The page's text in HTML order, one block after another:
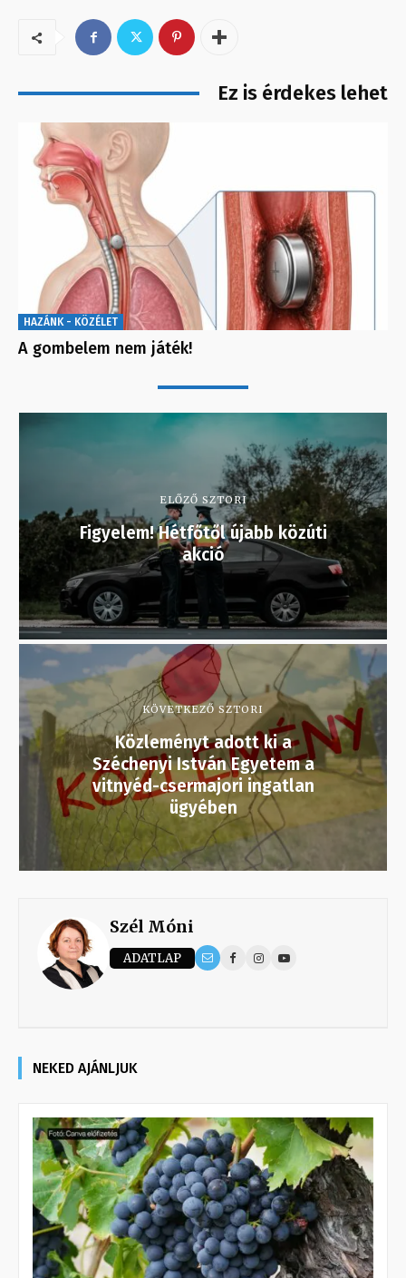
Ez is érdekes lehet
HAZÁNK - KÖZÉLET
A gombelem nem játék!
ELŐZŐ SZTORI
Figyelem! Hétfőtől újabb közúti
akció
KÖVETKEZŐ SZTORI
Közleményt adott ki a
Széchenyi István Egyetem a
vitnyéd-csermajori ingatlan
ügyében
Szél Móni
ADATLAP
NEKED AJÁNLJUK